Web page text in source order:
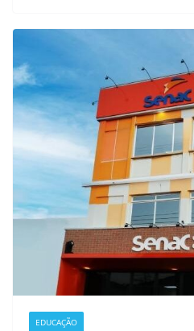
EDUCAÇÃO